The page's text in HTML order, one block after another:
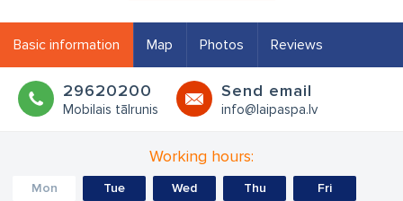
Basic information Map Photos Reviews
29620200
Mobilais tālrunis
Send email
info@laipaspa.lv
Working hours:
Mon Tue Wed Thu Fri